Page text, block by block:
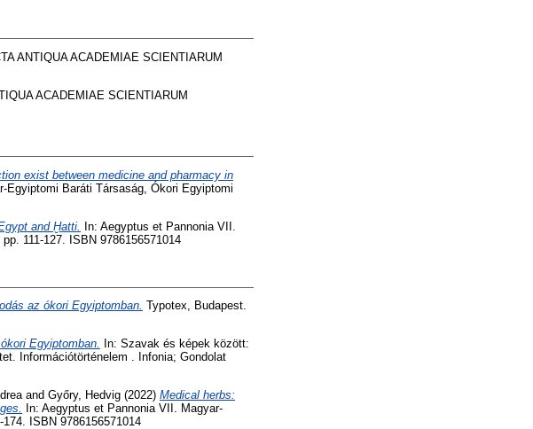
ANTIQUA ACADEMIAE SCIENTIARUM
ACADEMIAE SCIENTIARUM
exist between medicine and pharmacy in
Baráti Társaság, Ókori Egyiptomi
and Ḫatti. In: Aegyptus et Pannonia VII.
111-127. ISBN 9786156571014
az ókori Egyiptomban. Typotex, Budapest.
Egyiptomban.
In: Szavak és képek között:
Információtörténelem . Infonia; Gondolat
and Győry, Hedvig (2022) Medical herbs:
In: Aegyptus et Pannonia VII. Magyar-
ISBN 9786156571014